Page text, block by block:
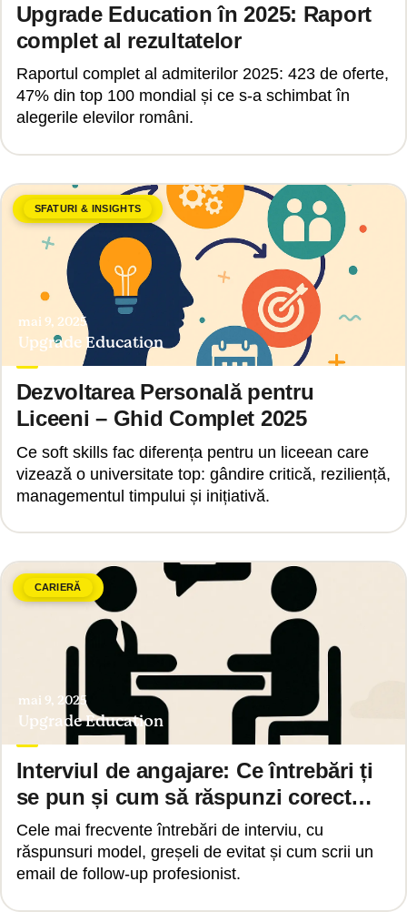
Upgrade Education în 2025: Raport
complet al rezultatelor
Raportul complet al admiterilor 2025: 423 de oferte,
47% din top 100 mondial și ce s-a schimbat în
alegerile elevilor români.
SFATURI & INSIGHTS
mai 9, 2025
Upgrade Education
Dezvoltarea Personală pentru
Liceeni – Ghid Complet 2025
Ce soft skills fac diferența pentru un liceean care
vizează o universitate top: gândire critică, reziliență,
managementul timpului și inițiativă.
CARIERĂ
mai 9, 2025
Upgrade Education
Interviul de angajare: Ce întrebări ți
se pun și cum să răspunzi corect
2025
Cele mai frecvente întrebări de interviu, cu
răspunsuri model, greșeli de evitat și cum scrii un
email de follow-up profesionist.